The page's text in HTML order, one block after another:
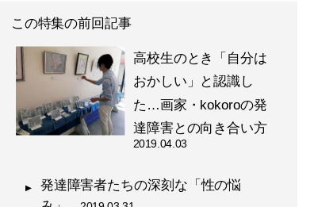
この特集の前回記事
高校生のとき「自分は
おかしい」と認識し
た…画家・kokoroの発
達障害との向き合い方
2019.04.03
発達障害者たちの深刻な「性の悩